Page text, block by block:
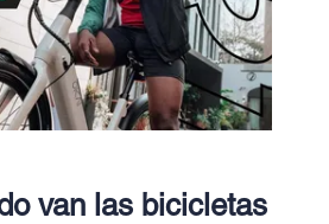
van las bicicletas